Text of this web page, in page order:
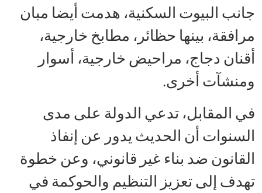
جانب البيوت السكنية، هدمت أيضا مبان
مرافقة، بينها حظائر، مطابخ خارجية،
أقنان دجاج، مراحيض خارجية، أسوار
ومنشآت أخرى.
في المقابل، تدعي الدولة على مدى
السنوات أن الحديث يدور عن إنفاذ
القانون ضد بناء غير قانوني، وعن خطوة
تهدف إلى تعزيز التنظيم والحوكمة في